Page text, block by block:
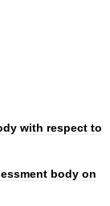
with respect to
body on